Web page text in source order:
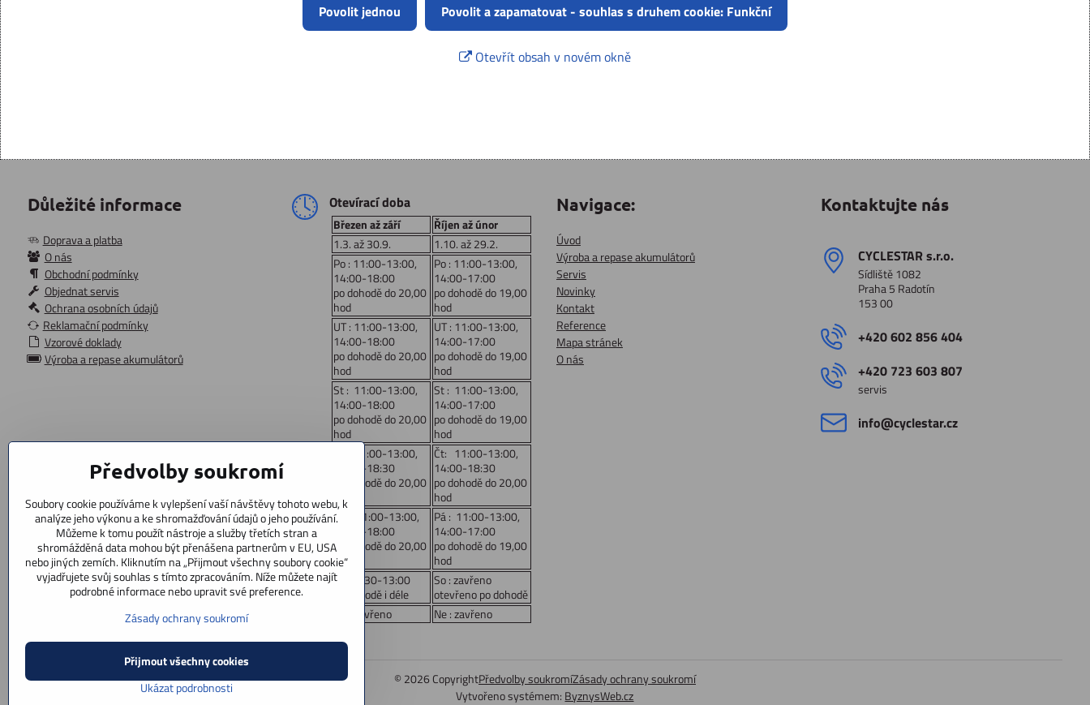
Povolit jednou Povolit a zapamatovat - souhlas s druhem cookie: Funkční
Otevřít obsah v novém okně
Důležité informace
Doprava a platba
O nás
Obchodní podmínky
Objednat servis
Ochrana osobních údajů
Reklamační podmínky
Vzorové doklady
Výroba a repase akumulátorů
Otevírací doba
Březen až září
Říjen až únor
1.3. až 30.9.
1.10. až 29.2.
Po : 11:00-13:00,
14:00-18:00
po dohodě do 20,00
hod
Po : 11:00-13:00,
14:00-17:00
po dohodě do 19,00
hod
UT : 11:00-13:00,
14:00-18:00
po dohodě do 20,00
hod
UT : 11:00-13:00,
14:00-17:00
po dohodě do 19,00
hod
St : 11:00-13:00,
14:00-18:00
po dohodě do 20,00
hod
St : 11:00-13:00,
14:00-17:00
po dohodě do 19,00
hod
Čt: 11:00-13:00,
14:00-18:30
po dohodě do 20,00
hod
Čt: 11:00-13:00,
14:00-18:30
po dohodě do 20,00
hod
Pá : 11:00-13:00,
14:00-18:00
po dohodě do 20,00
hod
Pá : 11:00-13:00,
14:00-17:00
po dohodě do 19,00
hod
So: 9:30-13:00
po dohodě i déle
So : zavřeno
otevřeno po dohodě
Ne : zavřeno
Ne : zavřeno
Navigace:
Úvod
Výroba a repase akumulátorů
Servis
Novinky
Kontakt
Reference
Mapa stránek
O nás
Kontaktujte nás
CYCLESTAR s​.r​.o​.
Sídliště 1082
Praha 5 Radotín
153 00
+420 602 856 404
+420 723 603 807
servis
info​@cyclestar​.cz
© 2026 CopyrightPředvolby soukromíZásady ochrany soukromí
Vytvořeno systémem: ByznysWeb.cz
Předvolby soukromí
Soubory cookie používáme k vylepšení vaší návštěvy tohoto webu, k
analýze jeho výkonu a ke shromažďování údajů o jeho používání.
Můžeme k tomu použít nástroje a služby třetích stran a
shromážděná data mohou být přenášena partnerům v EU, USA
nebo jiných zemích. Kliknutím na „Přijmout všechny soubory cookie“
vyjadřujete svůj souhlas s tímto zpracováním. Níže můžete najít
podrobné informace nebo upravit své preference.
Zásady ochrany soukromí
Ukázat podrobnosti
Přijmout všechny cookies